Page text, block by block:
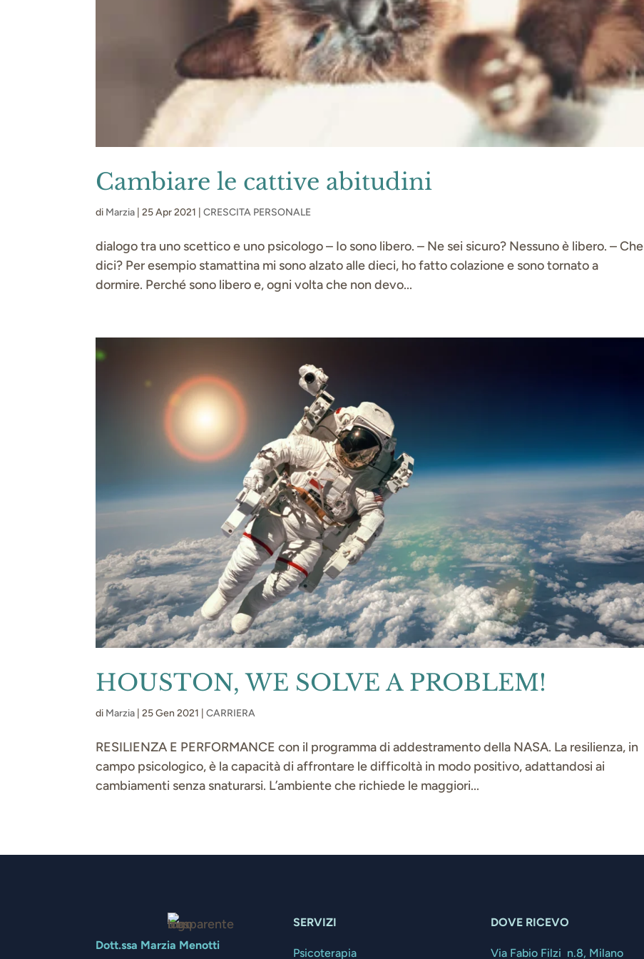
Cambiare le cattive abitudini
di Marzia |25 Apr 2021 |CRESCITA PERSONALE
dialogo tra uno scettico e uno psicologo – Io sono libero. – Ne sei sicuro? Nessuno è libero. – Che
dici? Per esempio stamattina mi sono alzato alle dieci, ho fatto colazione e sono tornato a
dormire. Perché sono libero e, ogni volta che non devo...
HOUSTON, WE SOLVE A PROBLEM!
di Marzia |25 Gen 2021 |CARRIERA
RESILIENZA E PERFORMANCE con il programma di addestramento della NASA. La resilienza, in
campo psicologico, è la capacità di affrontare le difficoltà in modo positivo, adattandosi ai
cambiamenti senza snaturarsi. L’ambiente che richiede le maggiori...
Dott.ssa Marzia Menotti
SERVIZI
Psicoterapia
DOVE RICEVO
Via Fabio Filzi n.8, Milano